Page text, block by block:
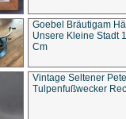
Goebel Bräutigam
Unsere Kleine Stadt
Cm
Vintage Seltener
Tulpenfußwecker